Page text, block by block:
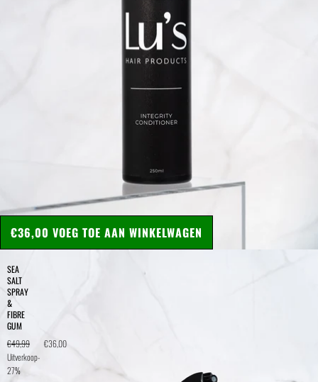
SEA
SALT
SPRAY
&
FIBRE
GUM
€49,99
€36,00
Uitverkoop-
27%
€36,00 VOEG TOE AAN WINKELWAGEN